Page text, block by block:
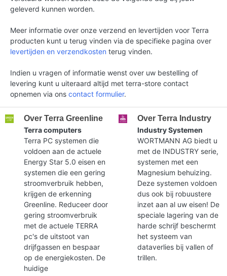
geleverd kunnen worden.
Meer informatie over onze verzend en levertijden voor Terra
producten kunt u terug vinden via de specifieke pagina over
levertijden en verzendkosten terug vinden.
Indien u vragen of informatie wenst over uw bestelling of
levering kunt u uiteraard altijd met terra-store contact
opnemen via ons contact formulier.
Over Terra Greenline
Terra computers
Terra PC systemen die
voldoen aan de actuele
Energy Star 5.0 eisen en
systemen die een gering
stroomverbruik hebben,
krijgen de erkenning
Greenline. Reduceer door
gering stroomverbruik
met de actuele TERRA
pc's de uitstoot van
drijfgassen en bespaar
op de energiekosten. De
huidige
Over Terra Industry
Industry Systemen
WORTMANN AG biedt u
met de INDUSTRY serie,
systemen met een
Magnesium behuizing.
Deze systemen voldoen
dus ook bij robuustere
inzet aan al uw eisen! De
speciale lagering van de
harde schrijf beschermt
het systeem van
dataverlies bij vallen of
trillen.